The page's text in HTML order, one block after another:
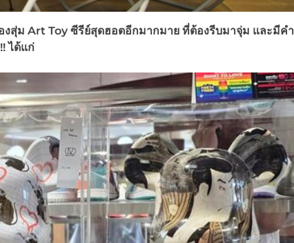
งสุ่ม Art Toy ซีรีย์สุดฮอตอีกมากมาย ที่ต้องรีบมาจุ่ม และมีคำ
ได้แก่